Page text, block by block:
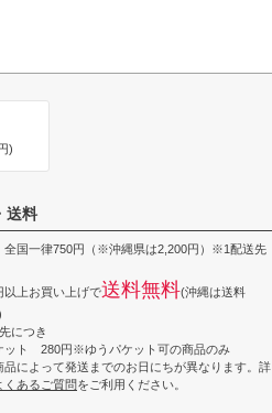
)
送料
国一律750円（※沖縄県は2,200円）※1配送先
以上お買い上げで送料無料(沖縄は送料
につき
ット 280円※ゆうパケット可の商品のみ
品によって発送までのお日にちが異なります。詳
くあるご質問をご利用ください。